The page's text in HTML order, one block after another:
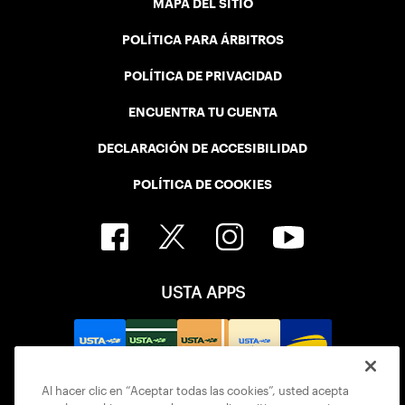
MAPA DEL SITIO
POLÍTICA PARA ÁRBITROS
POLÍTICA DE PRIVACIDAD
ENCUENTRA TU CUENTA
DECLARACIÓN DE ACCESIBILIDAD
POLÍTICA DE COOKIES
USTA APPS
Al hacer clic en “Aceptar todas las cookies”, usted acepta